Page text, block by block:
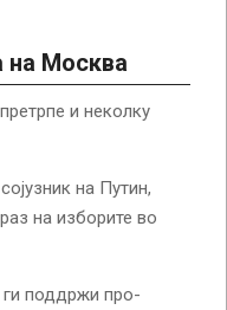
на Москва
и неколку
на Путин,
на изборите во
поддржи про-